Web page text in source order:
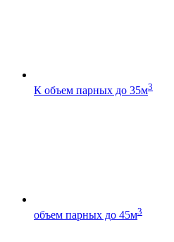
К объем парных до 35м3
объем парных до 45м3